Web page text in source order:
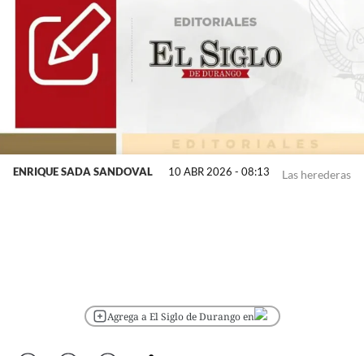
Las herederas
ENRIQUE SADA SANDOVAL 10 ABR 2026 - 08:13
Agrega a El Siglo de Durango en